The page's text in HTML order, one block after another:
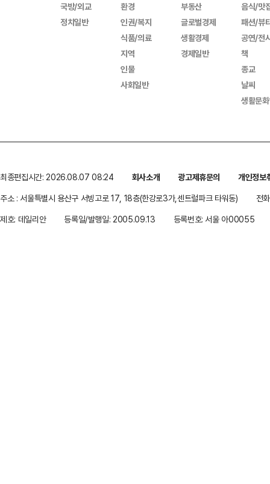
국방/외교
정치일반
환경
인권/복지
식품/의료
지역
인물
사회일반
부동산
글로벌경제
생활경제
경제일반
음식/맛
패션/뷰
공연/전
책
종교
날씨
생활문
최종편집시간: 2026.08.07 08:24 회사소개 광고제휴문의
개인정보
주소 : 서울특별시 용산구 서빙고로 17, 18층(한강로3가,센트럴파크 타워동)
전
제호: 데일리안
등록일/발행일: 2005.09.13 등록번호: 서울 아00055